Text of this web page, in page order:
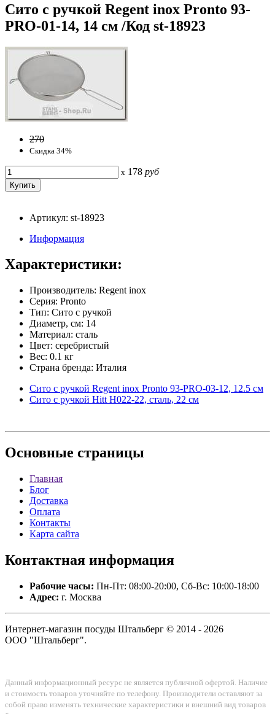
Сито с ручкой Regent inox Pronto 93-
PRO-01-14, 14 см /Код st-18923
270
Скидка 34%
x 178 руб
Артикул: st-18923
Информация
Характеристики:
Производитель: Regent inox
Серия: Pronto
Тип: Сито с ручкой
Диаметр, см: 14
Материал: сталь
Цвет: серебристый
Вес: 0.1 кг
Страна бренда: Италия
Сито с ручкой Regent inox Pronto 93-PRO-03-12, 12.5 см
Сито с ручкой Hitt H022-22, сталь, 22 см
Основные страницы
Главная
Блог
Доставка
Оплата
Контакты
Карта сайта
Контактная информация
Рабочие часы: Пн-Пт: 08:00-20:00, Сб-Вс: 10:00-18:00
Адрес: г. Москва
Интернет-магазин посуды Штальберг © 2014 - 2026
ООО "Штальберг".
Данный информационный ресурс не является публичной офертой. Наличие
и стоимость товаров уточняйте по телефону. Производители оставляют за
собой право изменять технические характеристики и внешний вид товаров